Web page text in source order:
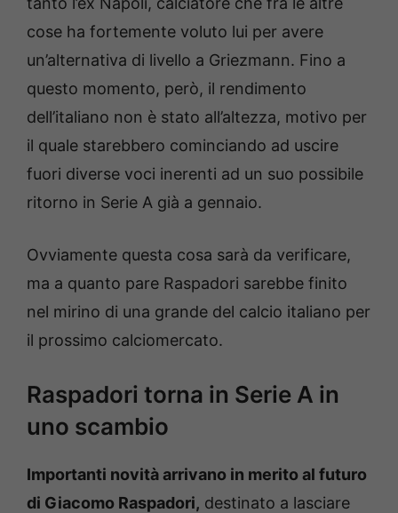
cose ha fortemente voluto lui per avere
un’alternativa di livello a Griezmann. Fino a
questo momento, però, il rendimento
dell’italiano non è stato all’altezza, motivo per
il quale starebbero cominciando ad uscire
fuori diverse voci inerenti ad un suo possibile
ritorno in Serie A già a gennaio.
Ovviamente questa cosa sarà da verificare,
ma a quanto pare Raspadori sarebbe finito
nel mirino di una grande del calcio italiano per
il prossimo calciomercato.
Raspadori torna in Serie A in
uno scambio
Importanti novità arrivano in merito al futuro
di Giacomo Raspadori, destinato a lasciare